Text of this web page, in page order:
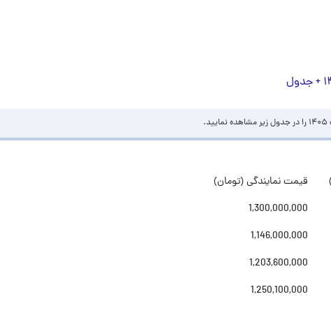
قیمت نمایندگی (تومان)
1,300,000,000
1,146,000,000
1,203,600,000
1,250,100,000